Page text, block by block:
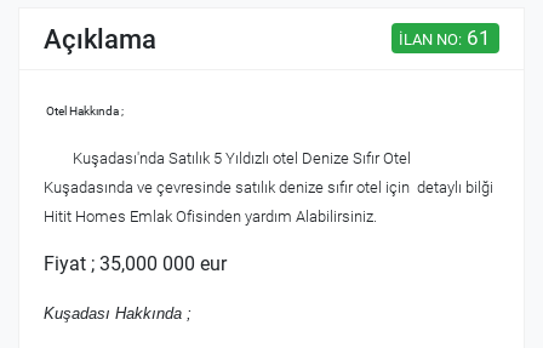
Açıklama İLAN NO: 61
Otel Hakkında ;
Kuşadası'nda Satılık 5 Yıldızlı otel Denize Sıfır Otel
Kuşadasında ve çevresinde satılık denize sıfır otel için detaylı bilği
Hitit Homes Emlak Ofisinden yardım Alabilirsiniz.
Fiyat ; 35,000 000 eur
Kuşadası Hakkında ;